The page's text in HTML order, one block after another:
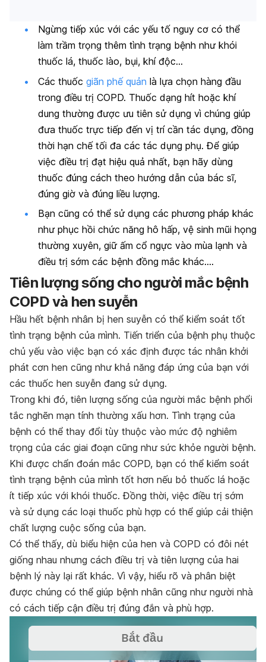
Ngừng tiếp xúc với các yếu tố nguy cơ có thể
làm trầm trọng thêm tình trạng bệnh như khói
thuốc lá, thuốc lào, bụi, khí độc…
Các thuốc giãn phế quản là lựa chọn hàng đầu
trong điều trị COPD. Thuốc dạng hít hoặc khí
dung thường được ưu tiên sử dụng vì chúng giúp
đưa thuốc trực tiếp đến vị trí cần tác dụng, đồng
thời hạn chế tối đa các tác dụng phụ. Để giúp
việc điều trị đạt hiệu quả nhất, bạn hãy dùng
thuốc đúng cách theo hướng dẫn của bác sĩ,
đúng giờ và đúng liều lượng.
Bạn cũng có thể sử dụng các phương pháp khác
như phục hồi chức năng hô hấp, vệ sinh mũi họng
thường xuyên, giữ ấm cổ ngực vào mùa lạnh và
điều trị sớm các bệnh đồng mắc khác….
Tiên lượng sống cho người mắc bệnh
COPD và hen suyễn
Hầu hết bệnh nhân bị hen suyễn có thể kiểm soát tốt
tình trạng bệnh của mình. Tiến triển của bệnh phụ thuộc
chủ yếu vào việc bạn có xác định được tác nhân khởi
phát cơn hen cũng như khả năng đáp ứng của bạn với
các thuốc hen suyễn đang sử dụng.
Trong khi đó, tiên lượng sống của người mắc bệnh phổi
tắc nghẽn mạn tính thường xấu hơn. Tình trạng của
bệnh có thể thay đổi tùy thuộc vào mức độ nghiêm
trọng của các giai đoạn cũng như sức khỏe người bệnh.
Khi được chẩn đoán mắc COPD, bạn có thể kiểm soát
tình trạng bệnh của mình tốt hơn nếu bỏ thuốc lá hoặc
ít tiếp xúc với khói thuốc. Đồng thời, việc điều trị sớm
và sử dụng các loại thuốc phù hợp có thể giúp cải thiện
chất lượng cuộc sống của bạn.
Có thể thấy, dù biểu hiện của hen và COPD có đôi nét
giống nhau nhưng cách điều trị và tiên lượng của hai
bệnh lý này lại rất khác. Vì vậy, hiểu rõ và phân biệt
được chúng có thể giúp bệnh nhân cũng như người nhà
có cách tiếp cận điều trị đúng đắn và phù hợp.